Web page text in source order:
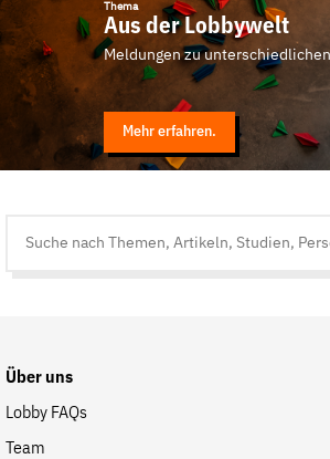
Thema
Aus der Lobbywelt
Meldungen zu
Mehr erfahren.
Über uns
Lobby FAQs
Team